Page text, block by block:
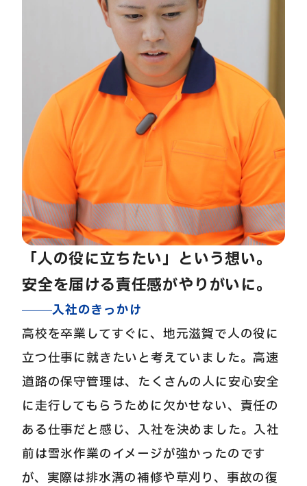
「人の役に立ちたい」という想い。
安全を届ける責任感がやりがいに。
入社のきっかけ
高校を卒業してすぐに、地元滋賀で人の役に
立つ仕事に就きたいと考えていました。高速
道路の保守管理は、たくさんの人に安心安全
に走行してもらうために欠かせない、責任の
ある仕事だと感じ、入社を決めました。入社
前は雪氷作業のイメージが強かったのです
が、実際は排水溝の補修や草刈り、事故の復